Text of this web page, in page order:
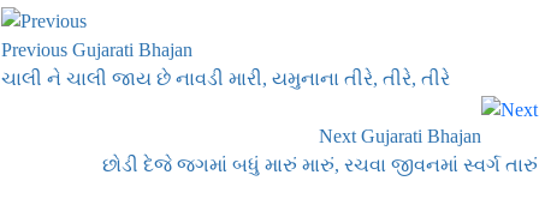
Previous Gujarati Bhajan
ચાલી ને ચાલી જાય છે નાવડી મારી, યમુનાના તીરે, તીરે, તીરે
Next Gujarati Bhajan
છોડી દેજે જગમાં બધું મારું મારું, રચવા જીવનમાં સ્વર્ગ તારું